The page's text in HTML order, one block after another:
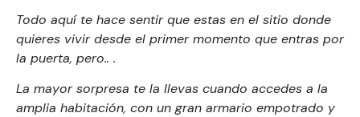
Todo aquí te hace sentir que estas en el sitio donde
quieres vivir desde el primer momento que entras por
la puerta, pero.. .
La mayor sorpresa te la llevas cuando accedes a la
amplia habitación, con un gran armario empotrado y